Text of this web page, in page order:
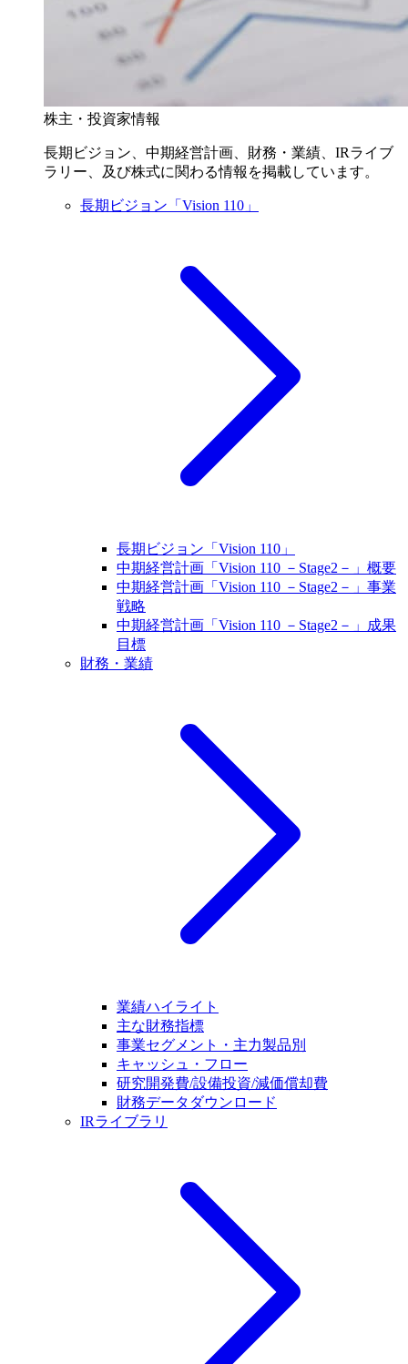
株主・投資家情報
長期ビジョン、中期経営計画、財務・業績、IRライブ
ラリー、及び株式に関わる情報を掲載しています。
長期ビジョン「Vision 110」
長期ビジョン「Vision 110」
中期経営計画「Vision 110 －Stage2－」概要
中期経営計画「Vision 110 －Stage2－」事業
戦略
中期経営計画「Vision 110 －Stage2－」成果
目標
財務・業績
業績ハイライト
主な財務指標
事業セグメント・主力製品別
キャッシュ・フロー
研究開発費/設備投資/減価償却費
財務データダウンロード
IRライブラリ